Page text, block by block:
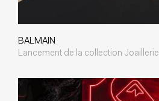
BALMAIN
Lancement de la collection Joaillerie